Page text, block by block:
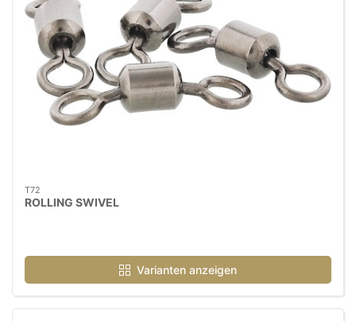
T72
ROLLING SWIVEL
Varianten anzeigen